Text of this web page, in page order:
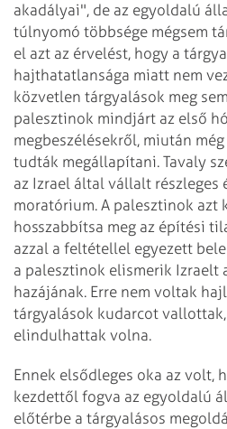
akadályai", de az egyoldalú
túlnyomó többsége mégsem
el azt az érvelést, hogy a
hajthatatlansága miatt nem
közvetlen tárgyalások meg
palesztinok mindjárt az első
megbeszélésekről, miután
tudták megállapítani. Tavaly
az Izrael által vállalt részleges
moratórium. A palesztinok azt
hosszabbítsa meg az építési
azzal a feltétellel egyezett
a palesztinok elismerik Izraelt
hazájának. Erre nem voltak
tárgyalások kudarcot
elindulhattak volna.
Ennek elsődleges oka az volt,
kezdettől fogva az egyoldalú
előtérbe a tárgyalásos